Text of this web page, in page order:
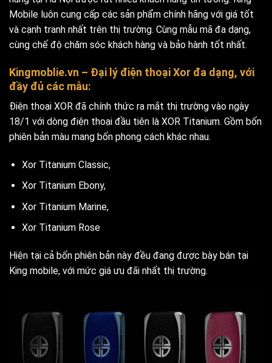
Mobile luôn cung cấp các sản phẩm chính hãng với giá tốt
và cạnh tranh nhất trên thị trường. Cùng mẫu mã đa dạng,
cùng chế độ chăm sóc khách hàng và bảo hành tốt nhất.
Kingmoblie.vn – Đại lý điện thoại Xor đa dạng, với
đầy đủ các mẫu:
Điện thoại XOR đã chính thức ra mắt thị trường vào ngày
18/1 với dòng điện thoại đầu tiên là XOR Titanium. Gồm bốn
phiên bản màu mang bốn phong cách khác nhau.
Xor Titanium Classic,
Xor Titanium Ebony,
Xor Titanium Marine,
Xor Titanium Rose
Hiện tại cả bốn phiên bản này đều đang được bày bán tại
King mobile, với mức giá ưu đãi nhất thị trường.